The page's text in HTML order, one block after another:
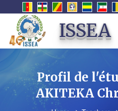
ISSEA
Profil de
AKITEKA